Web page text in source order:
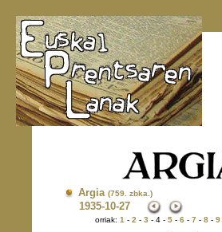
Argia (759. zbka.)
1935-10-27
orriak: 1 - 2 - 3 - 4 - 5 - 6 - 7 - 8 - 9